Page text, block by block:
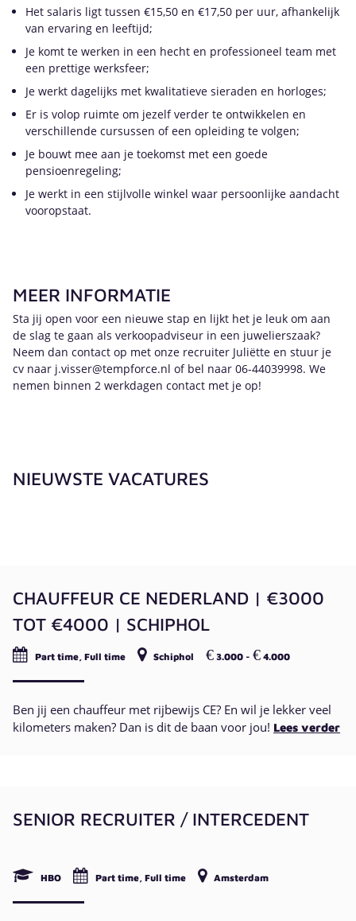
Het salaris ligt tussen €15,50 en €17,50 per uur, afhankelijk
van ervaring en leeftijd;
Je komt te werken in een hecht en professioneel team met
een prettige werksfeer;
Je werkt dagelijks met kwalitatieve sieraden en horloges;
Er is volop ruimte om jezelf verder te ontwikkelen en
verschillende cursussen of een opleiding te volgen;
Je bouwt mee aan je toekomst met een goede
pensioenregeling;
Je werkt in een stijlvolle winkel waar persoonlijke aandacht
vooropstaat.
MEER INFORMATIE
Sta jij open voor een nieuwe stap en lijkt het je leuk om aan
de slag te gaan als verkoopadviseur in een juwelierszaak?
Neem dan contact op met onze recruiter Juliëtte en stuur je
cv naar j.visser@tempforce.nl of bel naar 06-44039998. We
nemen binnen 2 werkdagen contact met je op!
NIEUWSTE VACATURES
CHAUFFEUR CE NEDERLAND | €3000
TOT €4000 | SCHIPHOL
Part time, Full time Schiphol € 3.000 - € 4.000
Ben jij een chauffeur met rijbewijs CE? En wil je lekker veel
kilometers maken? Dan is dit de baan voor jou! Lees verder
SENIOR RECRUITER / INTERCEDENT
HBO Part time, Full time Amsterdam